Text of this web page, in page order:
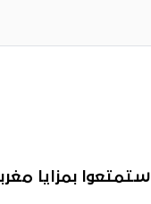
استمتعوا بمزايا